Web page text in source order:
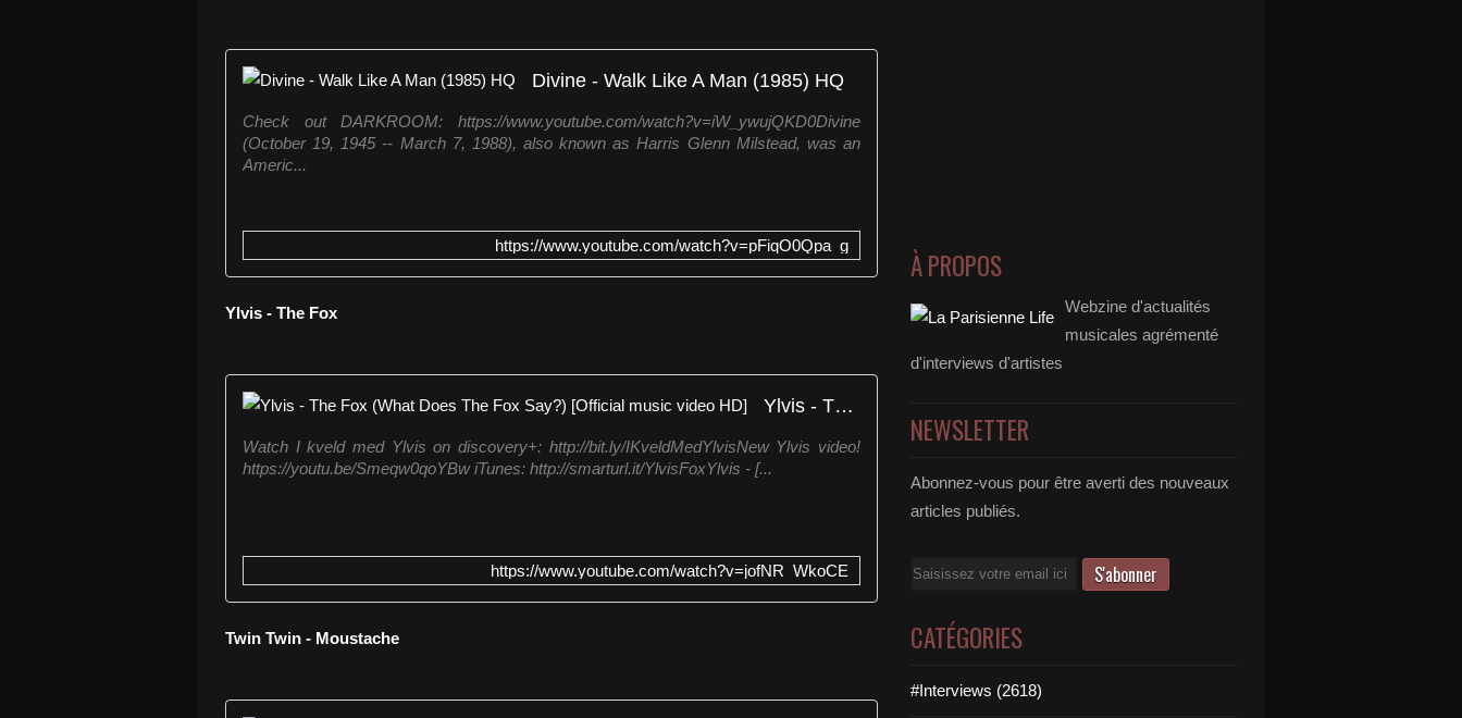
Divine - Walk Like A Man (1985) HQ
Check out DARKROOM: https://www.youtube.com/watch?v=iW_ywujQKD0Divine
(October 19, 1945 -- March 7, 1988), also known as Harris Glenn Milstead, was an
Americ...
https://www.youtube.com/watch?v=pFiqO0Qpa_g
Ylvis - The Fox
Ylvis - The Fox (What Does The Fox Say?) [Official music video HD]
Watch I kveld med Ylvis on discovery+: http://bit.ly/IKveldMedYlvisNew Ylvis video!
https://youtu.be/Smeqw0qoYBw iTunes: http://smarturl.it/YlvisFoxYlvis - [...
https://www.youtube.com/watch?v=jofNR_WkoCE
Twin Twin - Moustache
À PROPOS
Webzine d'actualités
musicales agrémenté
d'interviews d'artistes
NEWSLETTER
Abonnez-vous pour être averti des nouveaux
articles publiés.
Email
CATÉGORIES
#Interviews (2618)